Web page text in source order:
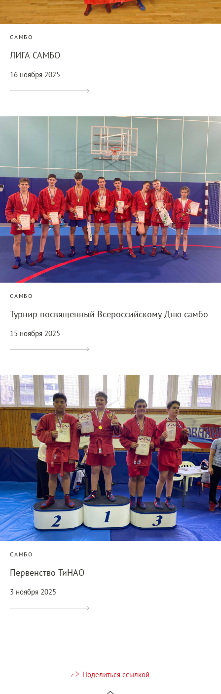
САМБО
ЛИГА САМБО
16 ноября 2025
САМБО
Турнир посвященный Всероссийскому Дню самбо
15 ноября 2025
САМБО
Первенство ТиНАО
3 ноября 2025
Поделиться ссылкой